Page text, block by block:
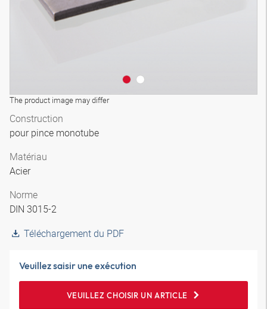
The product image may differ
Construction
pour pince monotube
Matériau
Acier
Norme
DIN 3015-2
Téléchargement du PDF
Veuillez saisir une exécution
VEUILLEZ CHOISIR UN ARTICLE